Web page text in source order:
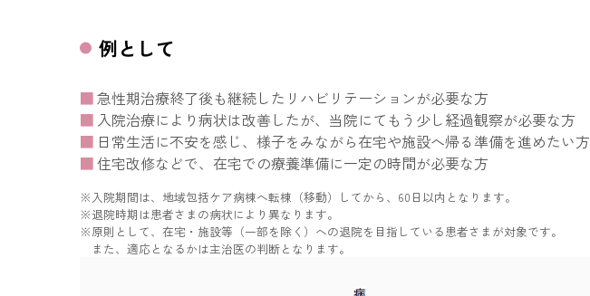
例として
急性期治療終了後も継続したリハビリテーションが必要な方
入院治療により病状は改善したが、当院にてもう少し経過観察が必要な方
日常生活に不安を感じ、様子をみながら在宅や施設へ帰る準備を進めたい方
住宅改修などで、在宅での療養準備に一定の時間が必要な方
入院期間は、地域包括ケア病棟へ転棟（移動）してから、60日以内となります。
退院時期は患者さまの病状により異なります。
原則として、在宅・施設等（一部を除く）への退院を目指している患者さまが対象です。
また、適応となるかは主治医の判断となります。